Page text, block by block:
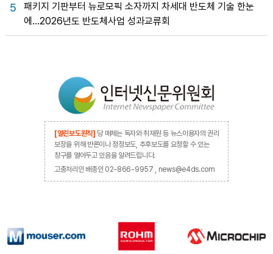
5
패키지 기판부터 뉴로모픽 소자까지 차세대 반도체 기술 한눈
에…2026년도 반도체사업 성과교류회
[열린보도원칙] 당 매체는 독자와 취재원 등 뉴스이용자의 권리
보장을 위해 반론이나 정정보도, 추후보도를 요청할 수 있는
창구를 열어두고 있음을 알려드립니다.
고충처리인 배종인 02-866-9957 , news@e4ds.com